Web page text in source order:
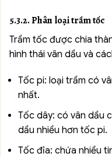
5.3.2. Phân loại trầm tốc
Trầm tốc được chia
hình thái vân dầu và
Tốc pi: loại trầm có
nhất.
Tốc dây: có vân dầu
dầu nhiều hơn tốc pi.
Tốc đỉa: chứa nhiều